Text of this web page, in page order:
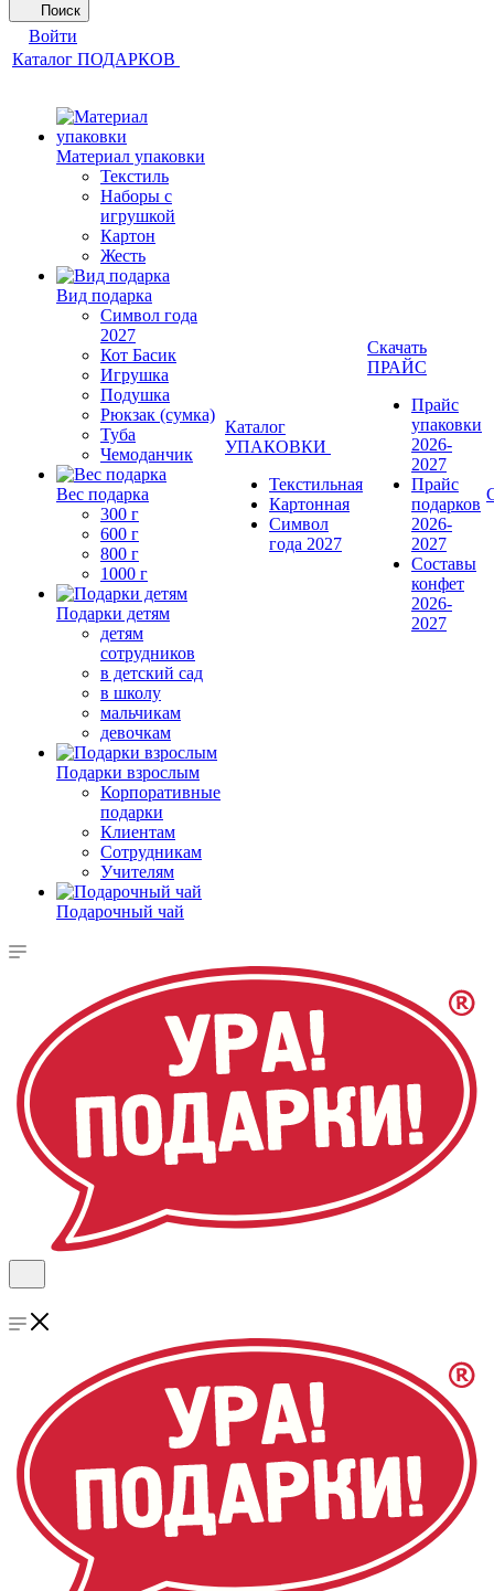
Поиск
Войти
Каталог ПОДАРКОВ
Материал упаковки
Текстиль
Наборы с
игрушкой
Картон
Жесть
Вид подарка
Символ года
2027
Кот Басик
Игрушка
Подушка
Рюкзак (сумка)
Туба
Чемоданчик
Вес подарка
300 г
600 г
800 г
1000 г
Подарки детям
детям
сотрудников
в детский сад
в школу
мальчикам
девочкам
Подарки взрослым
Корпоративные
подарки
Клиентам
Сотрудникам
Учителям
Подарочный чай
Каталог
УПАКОВКИ
Текстильная
Картонная
Символ
года 2027
Скачать
ПРАЙС
Прайс
упаковки
2026-
2027
Прайс
подарков
2026-
2027
Составы
конфет
2026-
2027